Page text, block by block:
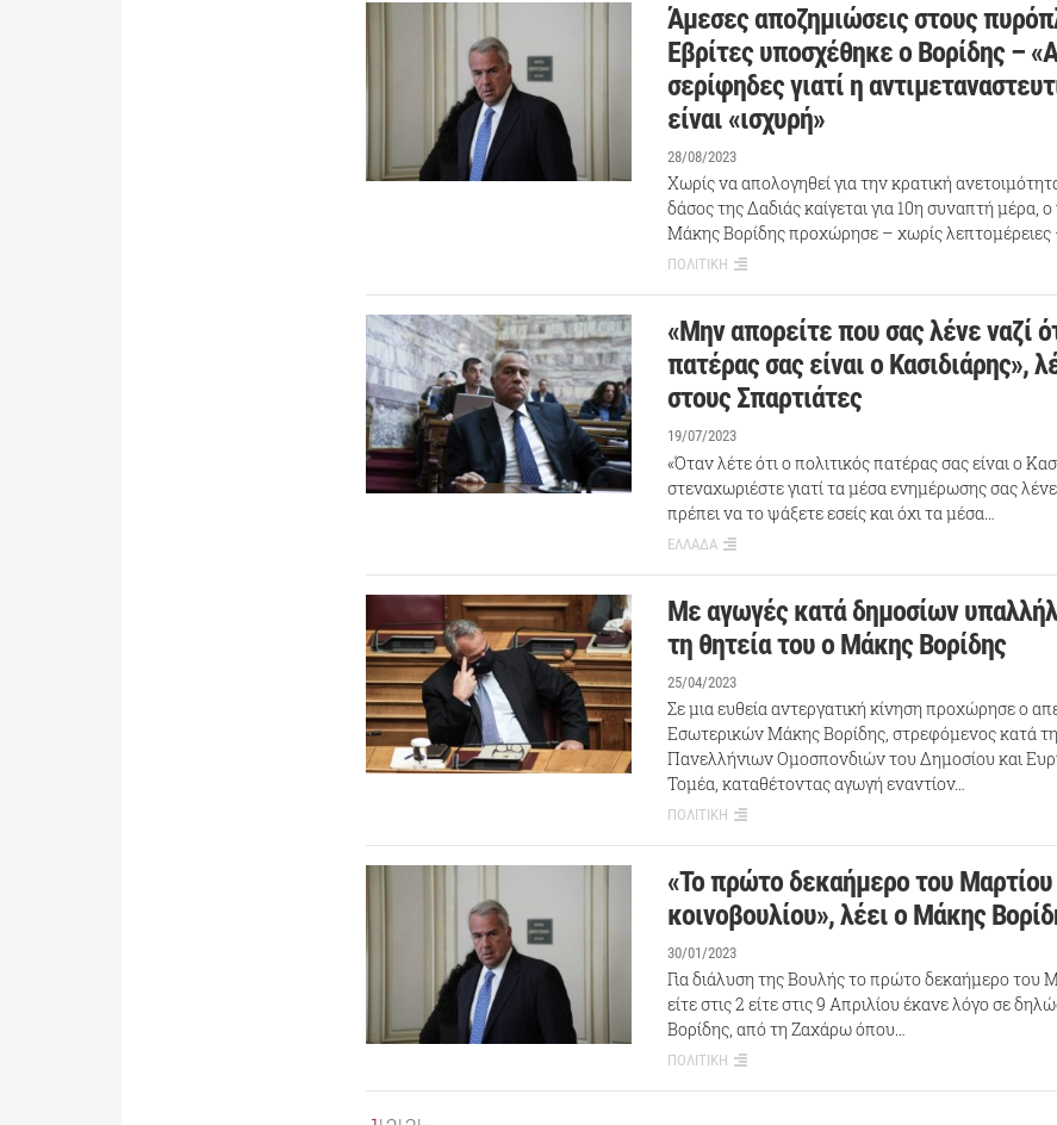
Άμεσες αποζημιώσεις στους
Εβρίτες υποσχέθηκε ο Βορίδης –
σερίφηδες γιατί η
είναι «ισχυρή»
28/08/2023
Χωρίς να απολογηθεί για την κρατική
δάσος της Δαδιάς καίγεται για 10η συναπτή μέρα,
Μάκης Βορίδης προχώρησε – χωρίς λεπτομέρειες
ΠΟΛΙΤΙΚΗ
«Μην απορείτε που σας λένε ναζί
πατέρας σας είναι ο Κασιδιάρης»,
στους Σπαρτιάτες
19/07/2023
«Όταν λέτε ότι ο πολιτικός πατέρας σας είναι ο
στεναχωριέστε γιατί τα μέσα ενημέρωσης σας
πρέπει να το ψάξετε εσείς και όχι τα μέσα…
ΕΛΛΑΔΑ
Με αγωγές κατά δημοσίων
τη θητεία του ο Μάκης Βορίδης
25/04/2023
Σε μια ευθεία αντεργατική κίνηση προχώρησε ο
Εσωτερικών Μάκης Βορίδης, στρεφόμενος κατά
Πανελλήνιων Ομοσπονδιών του Δημοσίου και
Τομέα, καταθέτοντας αγωγή εναντίον…
ΠΟΛΙΤΙΚΗ
«Το πρώτο δεκαήμερο του Μαρτίου
κοινοβουλίου», λέει ο Μάκης
30/01/2023
Για διάλυση της Βουλής το πρώτο δεκαήμερο του
είτε στις 2 είτε στις 9 Απριλίου έκανε λόγο σε
Βορίδης, από τη Ζαχάρω όπου…
ΠΟΛΙΤΙΚΗ